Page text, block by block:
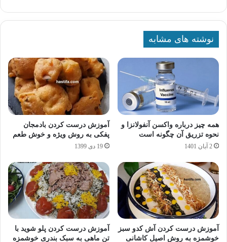
نوشته های مشابه
همه چیز درباره واکسن آنفولانزا و
نحوه تزریق آن چگونه است
2 آبان 1401
آموزش درست کردن بادمجان
پفکی به روش ویژه و خوش طعم
19 دی 1399
آموزش درست کردن آش کدو سبز
خوشمزه به روش اصیل کاشانی
آموزش درست کردن پلو شوید با
تن ماهی به سبک بندری خوشمزه